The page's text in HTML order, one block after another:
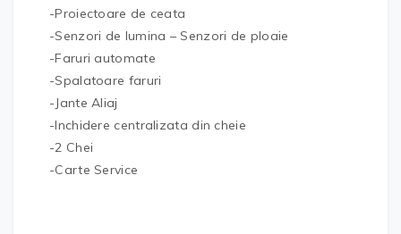
-Proiectoare de ceata
-Senzori de lumina – Senzori de ploaie
-Faruri automate
-Spalatoare faruri
-Jante Aliaj
-Inchidere centralizata din cheie
-2 Chei
-Carte Service